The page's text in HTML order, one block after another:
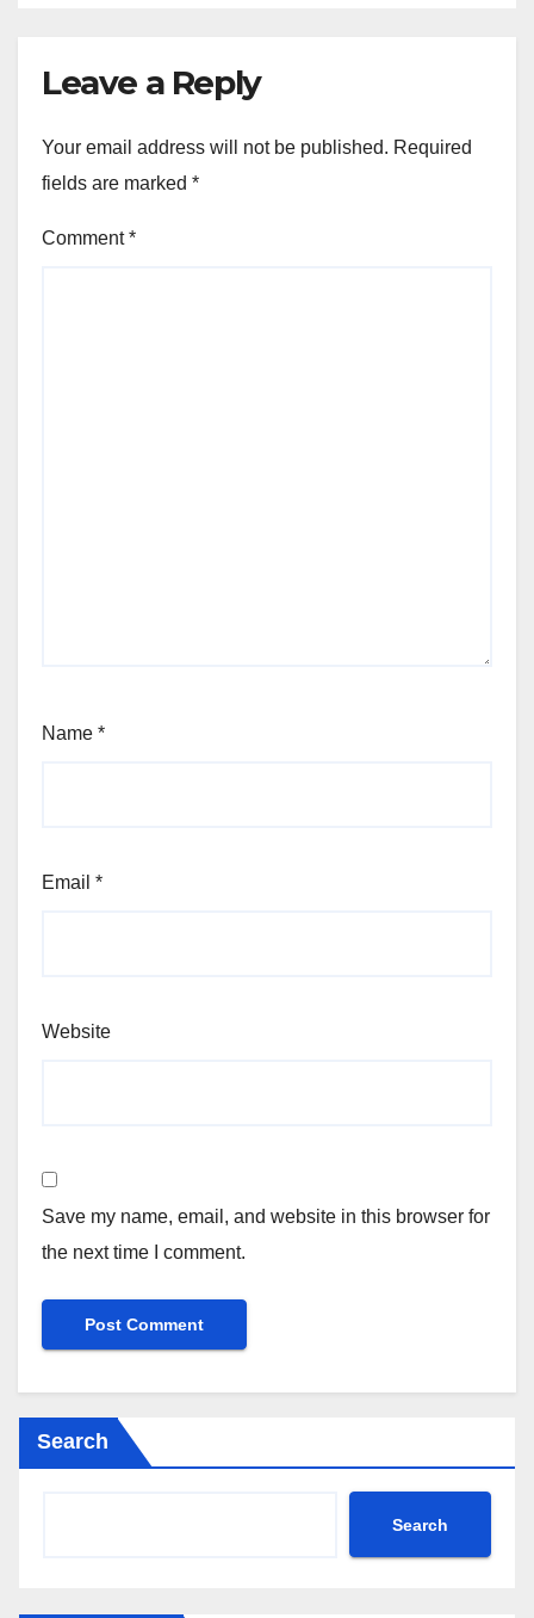
Leave a Reply
Your email address will not be published. Required
fields are marked *
Comment*
Name *
Email *
Website
Save my name, email, and website in this browser for
the next time I comment.
Search
Search